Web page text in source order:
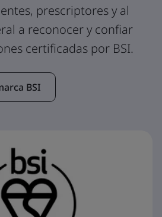
prescriptores y al
a reconocer y confiar
certificadas por BSI.
BSI